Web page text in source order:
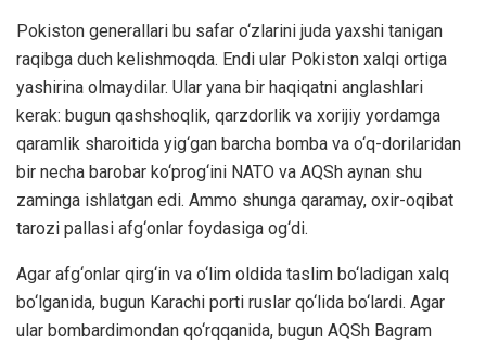
Pokiston generallari bu safar o‘zlarini juda yaxshi tanigan
raqibga duch kelishmoqda. Endi ular Pokiston xalqi ortiga
yashirina olmaydilar. Ular yana bir haqiqatni anglashlari
kerak: bugun qashshoqlik, qarzdorlik va xorijiy yordamga
qaramlik sharoitida yig‘gan barcha bomba va o‘q-dorilaridan
bir necha barobar ko‘prog‘ini NATO va AQSh aynan shu
zaminga ishlatgan edi. Ammo shunga qaramay, oxir-oqibat
tarozi pallasi afg‘onlar foydasiga og‘di.
Agar afg‘onlar qirg‘in va o‘lim oldida taslim bo‘ladigan xalq
bo‘lganida, bugun Karachi porti ruslar qo‘lida bo‘lardi. Agar
ular bombardimondan qo‘rqqanida, bugun AQSh Bagram